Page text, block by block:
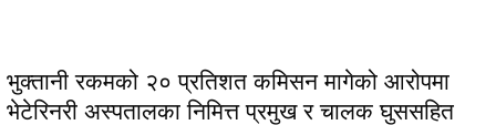
भुक्तानी रकमको २० प्रतिशत कमिसन मागेको आरोपमा
भेटेरिनरी अस्पतालका निमित्त प्रमुख र चालक घुससहित